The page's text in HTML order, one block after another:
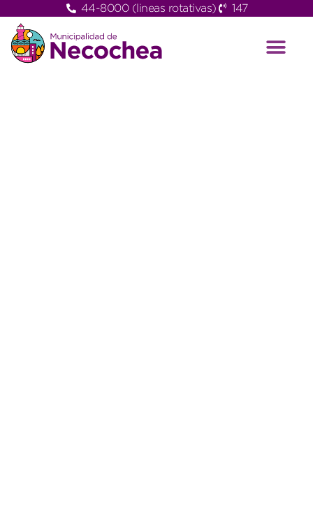
44-8000 (lineas rotativas) 147